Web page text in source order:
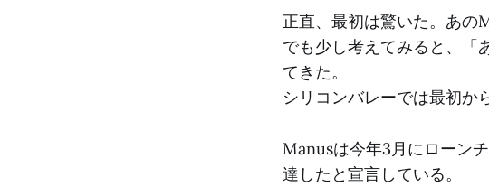
正直、最初は驚いた。あの
でも少し考えてみると、「
てきた。
シリコンバレーでは最初
Manusは今年3月にローン
達したと宣言している。